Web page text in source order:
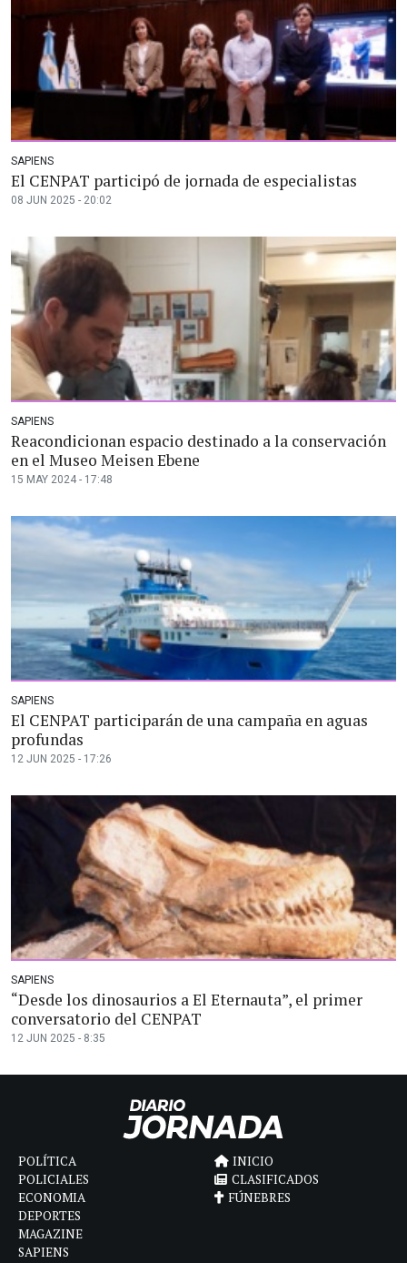
SAPIENS
El CENPAT participó de jornada de especialistas
08 JUN 2025 - 20:02
SAPIENS
Reacondicionan espacio destinado a la conservación
en el Museo Meisen Ebene
15 MAY 2024 - 17:48
SAPIENS
El CENPAT participarán de una campaña en aguas
profundas
12 JUN 2025 - 17:26
SAPIENS
“Desde los dinosaurios a El Eternauta”, el primer
conversatorio del CENPAT
12 JUN 2025 - 8:35
POLÍTICA
POLICIALES
ECONOMIA
DEPORTES
MAGAZINE
SAPIENS
INICIO
CLASIFICADOS
FÚNEBRES